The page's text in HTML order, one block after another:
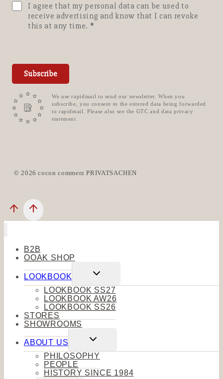
I agree that my personal data can be used to
receive advertising and know that I can revoke
this at any time.
Subscribe
We use rapidmail to send our newsletter. When you
subscribe, you consent to the entered data being forwarded
to rapidmail. Please also see the GTC and data privacy
statement.
© 2026 cocon commerz PRIVATSACHEN
B2B
OOAK SHOP
LOOKBOOK
Untermenü
LOOKBOOK SS27
LOOKBOOK AW26
LOOKBOOK SS26
STORES
SHOWROOMS
ABOUT US
Untermenü
PHILOSOPHY
PEOPLE
HISTORY SINCE 1984